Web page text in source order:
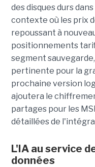
des disques durs
contexte où les prix
repoussant à
positionnements
segment
pertinente pour la
prochaine version
ajoutera le
partages pour les
détaillées de
L'IA au service
données